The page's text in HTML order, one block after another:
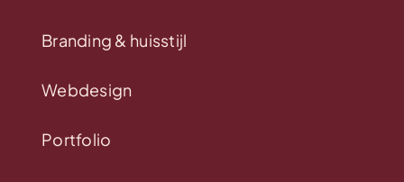
Branding & huisstijl
Webdesign
Portfolio